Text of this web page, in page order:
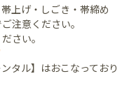
上げ・しごき・帯締め
注意ください。
さい。
タル】はおこなっており